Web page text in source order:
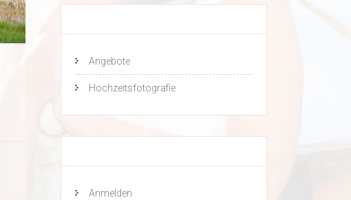
Angebote
Hochzeitsfotografie
Anmelden